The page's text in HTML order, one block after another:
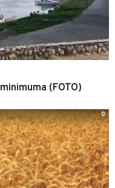
(FOTO)
0